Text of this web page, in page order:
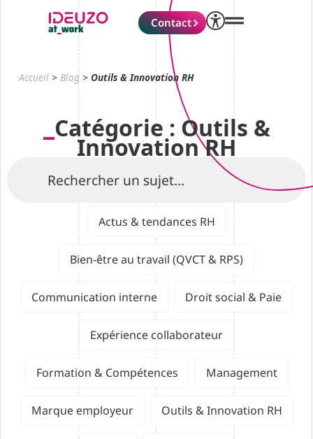
Contact
Accueil > Blog >Outils & Innovation RH
Catégorie : Outils &
Innovation RH
Actus & tendances RH
Bien-être au travail (QVCT & RPS)
Communication interne Droit social & Paie
Expérience collaborateur
Formation & Compétences Management
Marque employeur Outils & Innovation RH